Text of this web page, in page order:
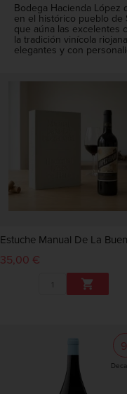
Bodega Hacienda López
en el histórico pueblo de
que aúna las excelentes
la tradición vinícola
elegantes y con
35,00 €
